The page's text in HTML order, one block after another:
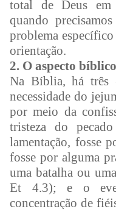
total de Deus em
quando
problema
orientação.
2. O aspecto
Na Bíblia, há três
necessidade do
por meio da
tristeza do
lamentação, fosse
fosse por alguma
uma batalha ou
Et 4.3); e o
concentração de